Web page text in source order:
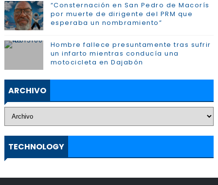
“Consternación en San Pedro de Macorís
por muerte de dirigente del PRM que
esperaba un nombramiento”
Hombre fallece presuntamente tras sufrir
un infarto mientras conducía una
motocicleta en Dajabón
ARCHIVO
TECHNOLOGY